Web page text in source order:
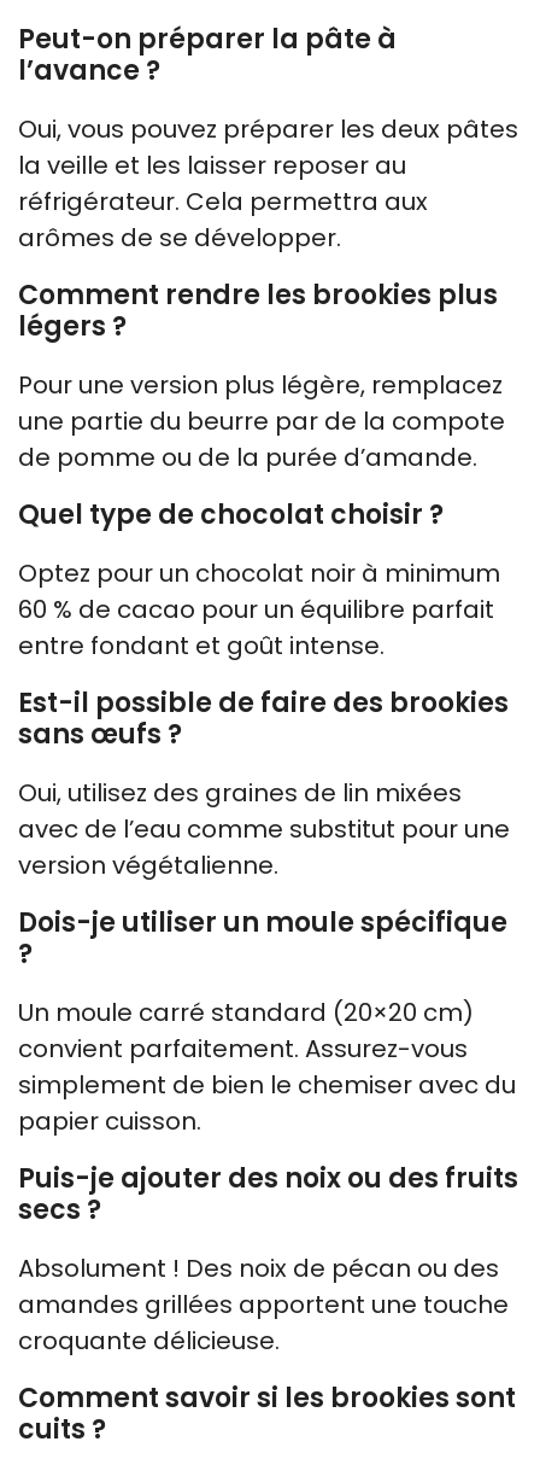
Peut-on préparer la pâte à
l’avance ?
Oui, vous pouvez préparer les deux pâtes
la veille et les laisser reposer au
réfrigérateur. Cela permettra aux
arômes de se développer.
Comment rendre les brookies plus
légers ?
Pour une version plus légère, remplacez
une partie du beurre par de la compote
de pomme ou de la purée d’amande.
Quel type de chocolat choisir ?
Optez pour un chocolat noir à minimum
60 % de cacao pour un équilibre parfait
entre fondant et goût intense.
Est-il possible de faire des brookies
sans œufs ?
Oui, utilisez des graines de lin mixées
avec de l’eau comme substitut pour une
version végétalienne.
Dois-je utiliser un moule spécifique
?
Un moule carré standard (20×20 cm)
convient parfaitement. Assurez-vous
simplement de bien le chemiser avec du
papier cuisson.
Puis-je ajouter des noix ou des fruits
secs ?
Absolument ! Des noix de pécan ou des
amandes grillées apportent une touche
croquante délicieuse.
Comment savoir si les brookies sont
cuits ?